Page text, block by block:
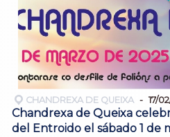
CHANDREXA DE QUEIXA 17/
Chandrexa de Queixa
del Entroido el sábado 1 de